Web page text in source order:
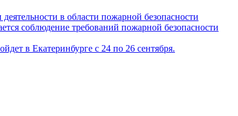
в области пожарной безопасности
соблюдение требований пожарной безопасности
в Екатеринбурге с 24 по 26 сентября.